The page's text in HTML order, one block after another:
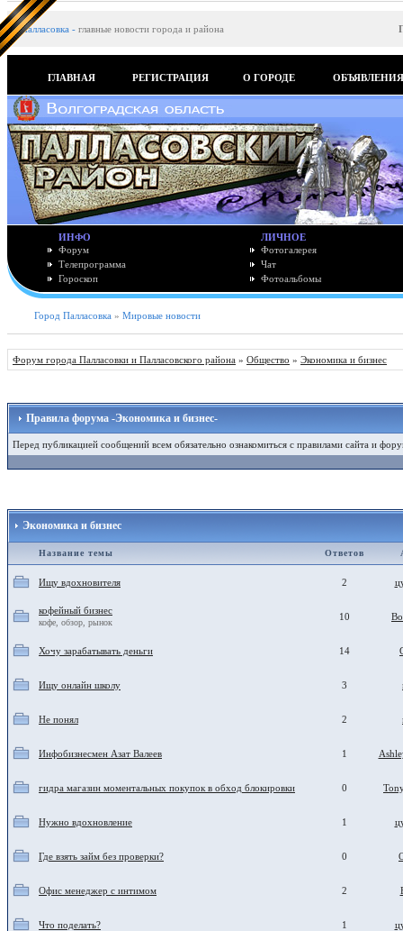
Палласовка - главные новости города и района
ГЛАВНАЯ РЕГИСТРАЦИЯ О ГОРОДЕ ОБЪЯВЛЕНИЯ
ИНФО
Форум
Телепрограмма
Гороскоп
ЛИЧНОЕ
Фотогалерея
Чат
Фотоальбомы
Город Палласовка » Мировые новости
Форум города Палласовки и Палласовского района » Общество » Экономика и бизнес
Правила форума -Экономика и бизнес-
Перед публикацией сообщений всем обязательно ознакомиться с правилами сайта и
Экономика и бизнес
Название темы Ответов
Ищу вдохновителя 2
кофейный бизнес
кофе, обзор, рынок
10
Хочу зарабатывать деньги 14
Ищу онлайн школу 3
Не понял 2
Инфобизнесмен Азат Валеев 1
гидра магазин моментальных покупок в обход блокировки 0
Нужно вдохновление 1
Где взять займ без проверки? 0
Офис менеджер с интимом 2
Что поделать? 1